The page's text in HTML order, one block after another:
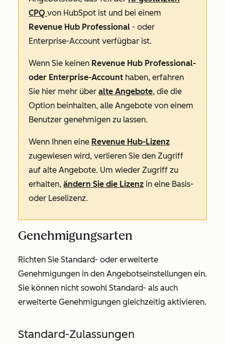
CPQ von HubSpot ist und bei einem
Revenue Hub Professional - oder
Enterprise-Account verfügbar ist.
Wenn Sie keinen Revenue Hub Professional-
oder Enterprise-Account haben, erfahren
Sie hier mehr über alte Angebote, die die
Option beinhalten, alle Angebote von einem
Benutzer genehmigen zu lassen.
Wenn Ihnen eine Revenue Hub-Lizenz
zugewiesen wird, verlieren Sie den Zugriff
auf alte Angebote. Um wieder Zugriff zu
erhalten, ändern Sie die Lizenz in eine Basis-
oder Leselizenz.
Genehmigungsarten
Richten Sie Standard- oder erweiterte
Genehmigungen in den Angebotseinstellungen ein.
Sie können nicht sowohl Standard- als auch
erweiterte Genehmigungen gleichzeitig aktivieren.
Standard-Zulassungen